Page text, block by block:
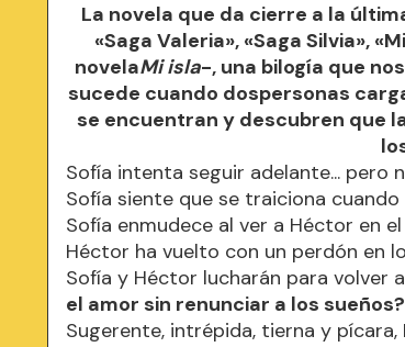
La novela que da cierre a la
«Saga Valeria», «Saga Silvia»,
novelaMi isla-, una bilogía que
sucede cuando dospersonas
se encuentran y descubren que
Sofía intenta seguir adelante... pero
Sofía siente que se traiciona
Sofía enmudece al ver a Héctor en
Héctor ha vuelto con un perdón en
Sofía y Héctor lucharán para volver
el amor sin renunciar a los sueños?
Sugerente, intrépida, tierna y